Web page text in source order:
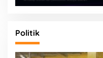
Politik